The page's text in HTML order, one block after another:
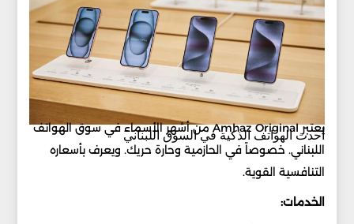
أحدث الهواتف الذكية في السوق اللبناني
يعتبر Amhaz Original من أشهر الأسماء في سوق الهواتف
اللبناني. خصوصاً في الحازمية وحارة حريك. ويعرف بأسعاره
التنافسية القوية.
الخدمات: